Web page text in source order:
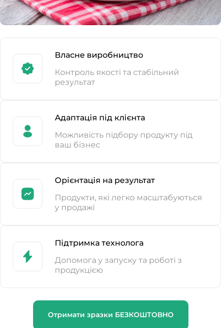
Власне виробництво
Контроль якості та стабільний
результат
Адаптація під клієнта
Можливість підбору продукту під
ваш бізнес
Орієнтація на результат
Продукти, які легко масштабуються
у продажі
Підтримка технолога
Допомога у запуску та роботі з
продукцією
Отримати зразки БЕЗКОШТОВНО